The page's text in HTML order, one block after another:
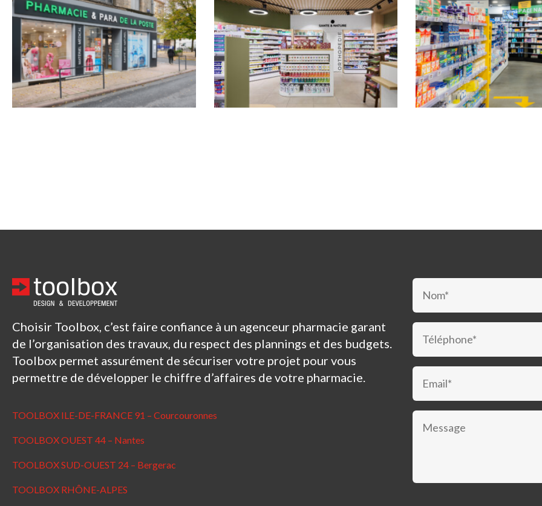
Choisir Toolbox, c’est faire confiance à un agenceur pharmacie garant
de l’organisation des travaux, du respect des plannings et des budgets.
Toolbox permet assurément de sécuriser votre projet pour vous
permettre de développer le chiffre d’affaires de votre pharmacie.
TOOLBOX ILE-DE-FRANCE 91 – Courcouronnes
TOOLBOX OUEST 44 – Nantes
TOOLBOX SUD-OUEST 24 – Bergerac
TOOLBOX RHÔNE-ALPES